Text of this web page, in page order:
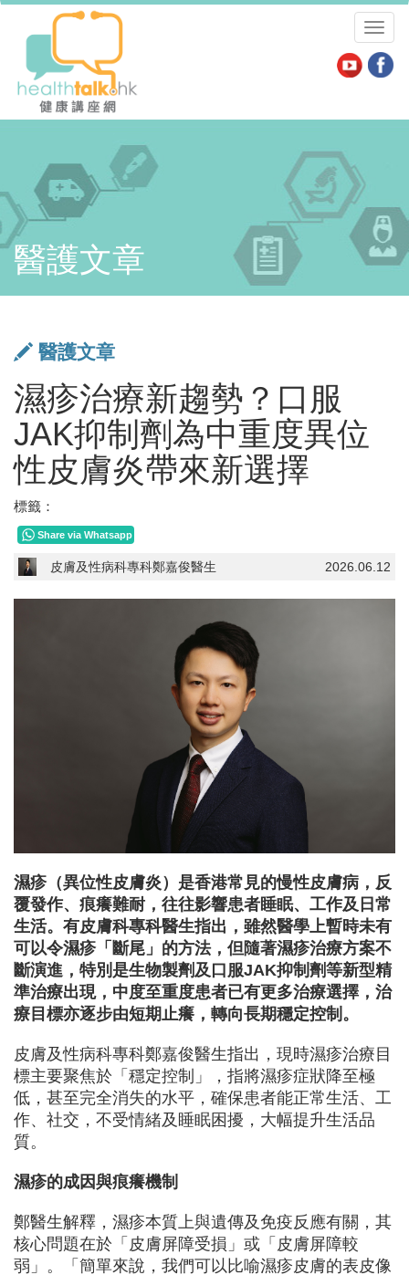
醫護文章
醫護文章
濕疹治療新趨勢？口服
JAK抑制劑為中重度異位
性皮膚炎帶來新選擇
標籤：
Share via Whatsapp
2026.06.12
皮膚及性病科專科鄭嘉俊醫生
濕疹（異位性皮膚炎）是香港常見的慢性皮膚病，反
覆發作、痕癢難耐，往往影響患者睡眠、工作及日常
生活。有皮膚科專科醫生指出，雖然醫學上暫時未有
可以令濕疹「斷尾」的方法，但隨著濕疹治療方案不
斷演進，特別是生物製劑及口服JAK抑制劑等新型精
準治療出現，中度至重度患者已有更多治療選擇，治
療目標亦逐步由短期止癢，轉向長期穩定控制。
皮膚及性病科專科鄭嘉俊醫生指出，現時濕疹治療目
標主要聚焦於「穩定控制」，指將濕疹症狀降至極
低，甚至完全消失的水平，確保患者能正常生活、工
作、社交，不受情緒及睡眠困擾，大幅提升生活品
質。
濕疹的成因與痕癢機制
鄭醫生解釋，濕疹本質上與遺傳及免疫反應有關，其
核心問題在於「皮膚屏障受損」或「皮膚屏障較
弱」。「簡單來說，我們可以比喻濕疹皮膚的表皮像